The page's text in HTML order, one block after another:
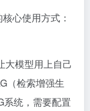
心使用方式：
大模型用上自己
（检索增强生
系统，需要配置